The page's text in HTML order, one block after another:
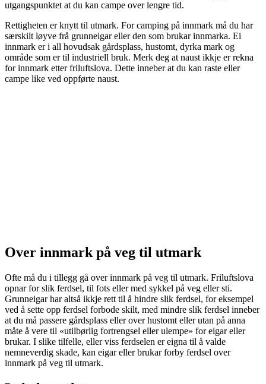
utgangspunktet at du kan campe over lengre tid.
Rettigheten er knytt til utmark. For camping på innmark må du har
særskilt løyve frå grunneigar eller den som brukar innmarka. Ei
innmark er i all hovudsak gårdsplass, hustomt, dyrka mark og
område som er til industriell bruk. Merk deg at naust ikkje er rekna
for innmark etter friluftslova. Dette inneber at du kan raste eller
campe like ved oppførte naust.
Over innmark på veg til utmark
Ofte må du i tillegg gå over innmark på veg til utmark. Friluftslova
opnar for slik ferdsel, til fots eller med sykkel på veg eller sti.
Grunneigar har altså ikkje rett til å hindre slik ferdsel, for eksempel
ved å sette opp ferdsel forbode skilt, med mindre slik ferdsel inneber
at du må passere gårdsplass eller over hustomt eller utan på anna
måte å vere til «utilbørlig fortrengsel eller ulempe» for eigar eller
brukar. I slike tilfelle, eller viss ferdselen er eigna til å valde
nemneverdig skade, kan eigar eller brukar forby ferdsel over
innmark på veg til utmark.